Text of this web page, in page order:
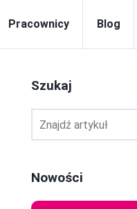
Pracownicy Blog
Szukaj
Nowości